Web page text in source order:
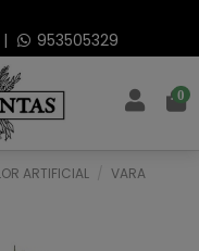
| 953505329
0
ARTIFICIAL
VARA